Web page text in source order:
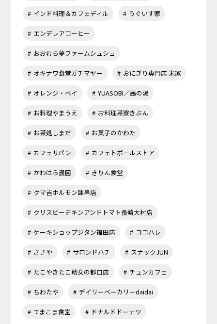
インド料理＆カフェディル うぐいす家
エンデレアコーヒー
おおむら夢ファームシュシュ
オキナワ食堂ガチマヤー おにぎり専門店 米家
オレンジ・ベイ YUASOBI／茜の湯
お料理やまうえ お料理茶寮きぶん
お茶処しまだ お菓子のかわた
カフェサパン カフェトポールストア
かわはら農園 きりん食堂
クマ吉ホルモン諫早店
クリスピーチキンアンドトマト長崎大村店
ケーキショップジタン福田店 ココハレ
ささや サロンドハチ スナックJUN
たこやきたこ助女の都口店 チュンカフェ
ちわたや デイリーベーカリーdaidai
てまこま食堂 ドナルドドーナツ